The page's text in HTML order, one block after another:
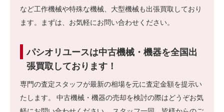
など工作機械や特殊な機械、大型機械も出張買取しており
ます。まずは、お気軽にお問い合わせください。
パシオリユースは中古機械・機器を全国出
張買取しております！
専門の査定スタッフが最新の相場を元に査定金額を提示い
たします。 中古機械・機器の売却を検討の際はどうぞお気